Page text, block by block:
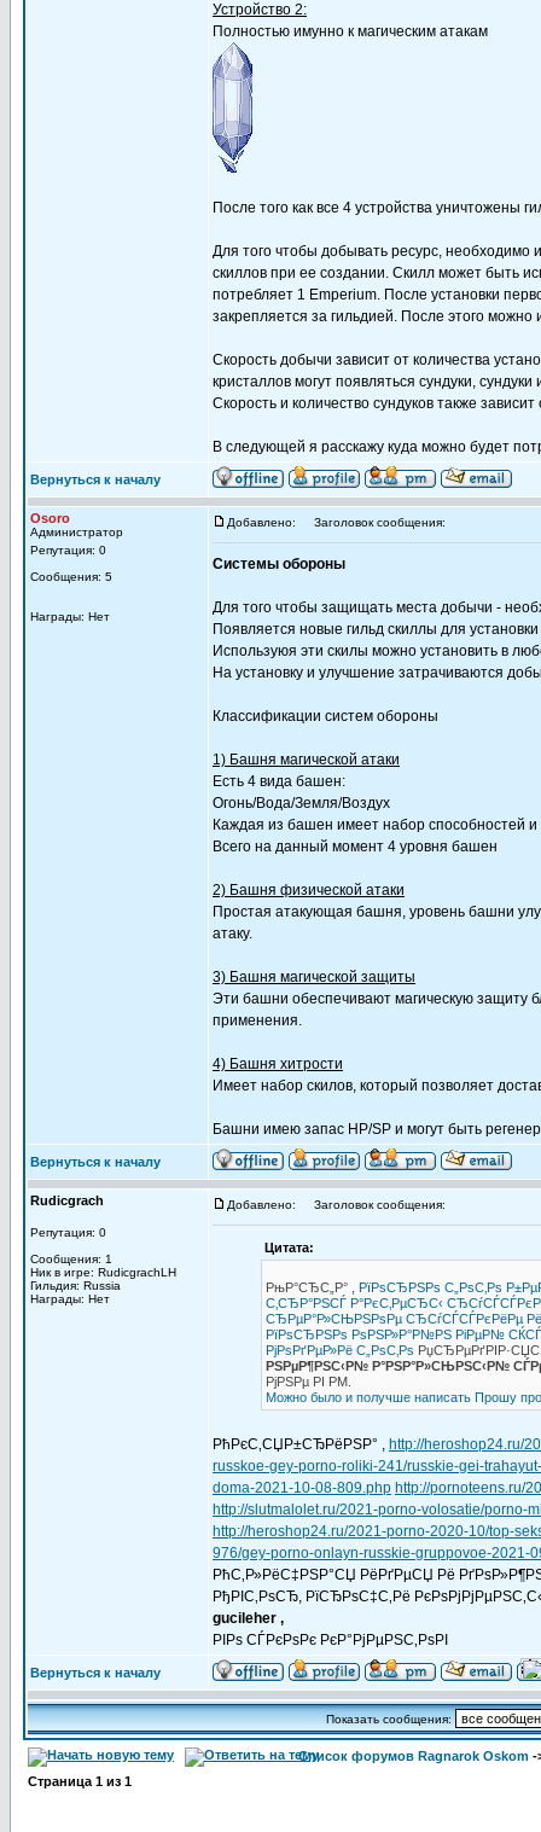
Устройство 2:
Полностью имунно к магическим атакам
После того как все 4 устройства уничтожены
Для того чтобы добывать ресурс, необходимо
скиллов при ее создании. Скилл может быть
потребляет 1 Emperium. После установки
закрепляется за гильдией. После этого
Скорость добычи зависит от количества
кристаллов могут появляться сундуки,
Скорость и количество сундуков также
В следующей я расскажу куда можно будет
Вернуться к началу
Osoro
Администратор
Репутация: 0
Сообщения: 5
Награды: Нет
Добавлено: Заголовок сообщения:
Системы обороны
Для того чтобы защищать места добычи -
Появляется новые гильд скиллы для
Используюя эти скилы можно установить в
На установку и улучшение затрачиваются
Классификации систем обороны
1) Башня магической атаки
Есть 4 вида башен:
Огонь/Вода/Земля/Воздух
Каждая из башен имеет набор способностей
Всего на данный момент 4 уровня башен
2) Башня физической атаки
Простая атакующая башня, уровень башни
атаку.
3) Башня магической защиты
Эти башни обеспечивают магическую защиту
применения.
4) Башня хитрости
Имеет набор скилов, который позволяет
Башни имею запас HP/SP и могут быть
Вернуться к началу
Rudicgrach
Репутация: 0
Сообщения: 1
Ник в игре: RudicgrachLH
Гильдия: Russia
Награды: Нет
Добавлено: Заголовок сообщения:
Цитата:
РњР°СЂС„Р° , РїРѕСЂРЅРѕ С„РѕС‚Рѕ
С‚СЂР°РЅСЃ Р°РєС‚РµСЂС‹
СЂРµР°Р»СЊРЅРѕРµ СЂСѓСЃСЃРєРёРµ Рё
РїРѕСЂРЅРѕ РѕРЅР»Р°Р№РЅ РіРµР№
РјРѕРґРµР»Рё С„РѕС‚Рѕ
РЅРµР¶РЅС‹Р№ Р°РЅР°Р»СЊРЅС‹Р№
РјРЅРµ РІ PM.
Можно было и получше написать Прошу
РћРєС‚СЏР±СЂРёРЅР° , http://heroshop24.ru/
russkoe-gey-porno-roliki-241/russkie-gei-
doma-2021-10-08-809.php http://pornoteens.ru/
http://slutmalolet.ru/2021-porno-volosatie/porno-
http://heroshop24.ru/2021-porno-2020-10/top-
976/gey-porno-onlayn-russkie-gruppovoe-2021-
РћС‚Р»РёС‡РЅР°СЏ РёРґРµСЏ Рё
РђРІС‚РѕСЂ, РїСЂРѕС‡С‚Рё
gucileher ,
РІРѕ СЃРєРѕРє РєР°РјРµРЅС‚РѕРІ
Вернуться к началу
Показать сообщения:
Список форумов Ragnarok Oskom -
Страница 1 из 1